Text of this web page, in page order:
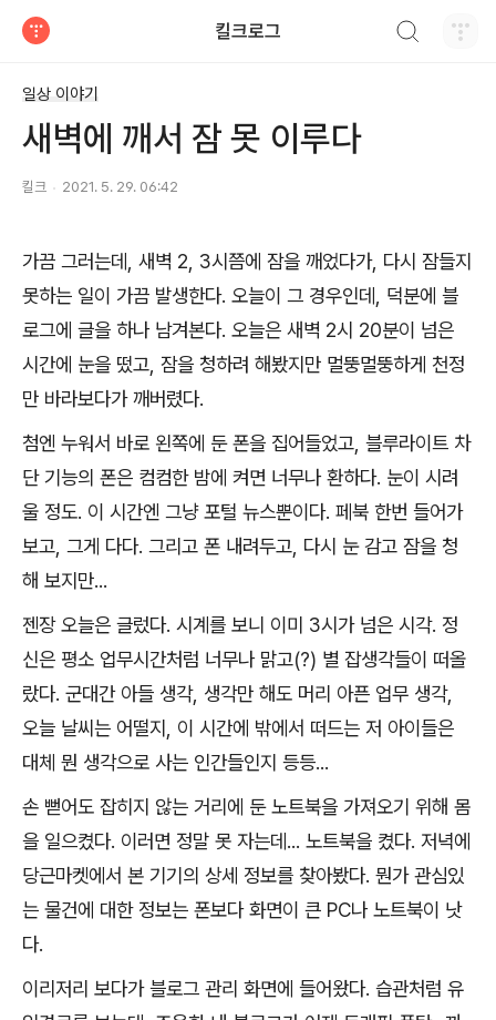
킬크로그
일상 이야기
새벽에 깨서 잠 못 이루다
킬크 2021. 5. 29. 06:42
가끔 그러는데, 새벽 2, 3시쯤에 잠을 깨었다가, 다시 잠들지
못하는 일이 가끔 발생한다. 오늘이 그 경우인데, 덕분에 블
로그에 글을 하나 남겨본다. 오늘은 새벽 2시 20분이 넘은
시간에 눈을 떴고, 잠을 청하려 해봤지만 멀뚱멀뚱하게 천정
만 바라보다가 깨버렸다.
첨엔 누워서 바로 왼쪽에 둔 폰을 집어들었고, 블루라이트 차
단 기능의 폰은 컴컴한 밤에 켜면 너무나 환하다. 눈이 시려
울 정도. 이 시간엔 그냥 포털 뉴스뿐이다. 페북 한번 들어가
보고, 그게 다다. 그리고 폰 내려두고, 다시 눈 감고 잠을 청
해 보지만...
젠장 오늘은 글렀다. 시계를 보니 이미 3시가 넘은 시각. 정
신은 평소 업무시간처럼 너무나 맑고(?) 별 잡생각들이 떠올
랐다. 군대간 아들 생각, 생각만 해도 머리 아픈 업무 생각,
오늘 날씨는 어떨지, 이 시간에 밖에서 떠드는 저 아이들은
대체 뭔 생각으로 사는 인간들인지 등등...
손 뻗어도 잡히지 않는 거리에 둔 노트북을 가져오기 위해 몸
을 일으켰다. 이러면 정말 못 자는데... 노트북을 켰다. 저녁에
당근마켓에서 본 기기의 상세 정보를 찾아봤다. 뭔가 관심있
는 물건에 대한 정보는 폰보다 화면이 큰 PC나 노트북이 낫
다.
이리저리 보다가 블로그 관리 화면에 들어왔다. 습관처럼 유